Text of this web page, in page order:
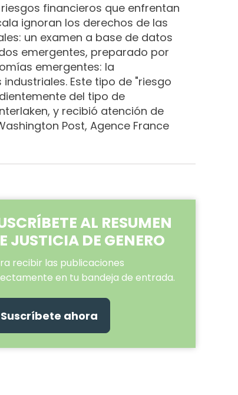
financieros que enfrentan
ignoran los derechos de las
un examen a base de datos
emergentes, preparado por
emergentes: la
Este tipo de "riesgo
del tipo de
y recibió atención de
Post, Agence France
AL RESUMEN
JUSTICIA DE GENERO
recibir las publicaciones
en tu bandeja de entrada.
Suscríbete ahora